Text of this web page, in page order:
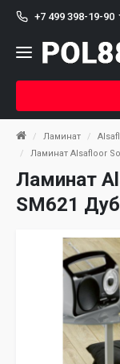
+7 499 398-19-90
Ламинат
Ламинат Alsafloor
Ламинат
SM621